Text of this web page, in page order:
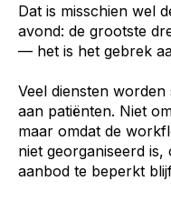
Dat is misschien wel
avond: de grootste
— het is het gebrek
Veel diensten
aan patiënten. Niet
maar omdat de
niet georganiseerd
aanbod te beperkt